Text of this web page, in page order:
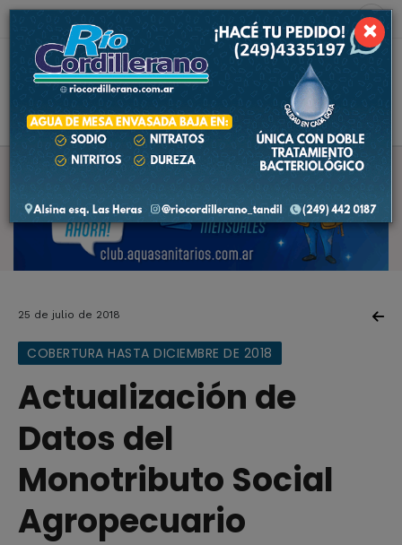
9.8 ºC
25 de julio de 2018
COBERTURA HASTA DICIEMBRE DE 2018
Actualización de
Datos del
Monotributo Social
Agropecuario
×